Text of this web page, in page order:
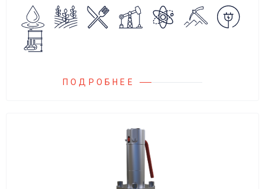
агрессивных жидкостей, эмульсий,
суспензий и пропуска их в прямом
направлении.
ПОДРОБНЕЕ